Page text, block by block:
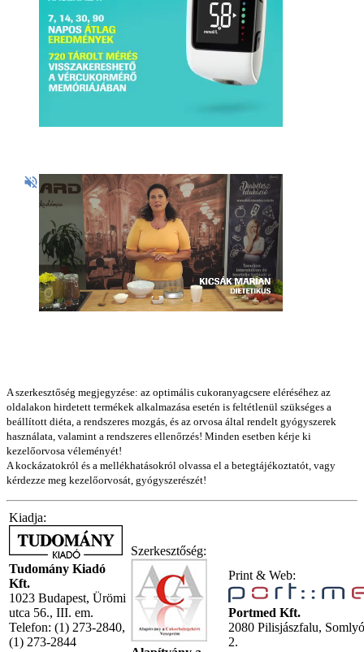
A szerkesztőség megjegyzése: az optimális cukoranyagcsere eléréséhez az
oldalakon hirdetett termékek alkalmazása esetén is feltétlenül szükséges a
beállított diéta, a rendszeres mozgás, és az orvosa által rendelt gyógyszerek
használata, valamint a rendszeres ellenőrzés! Minden esetben kérje ki
kezelőorvosa véleményét!
A kockázatokról és a mellékhatásokról olvassa el a betegtájékoztatót, vagy
kérdezze meg kezelőorvosát, gyógyszerészét!
Kiadja:
Tudomány Kiadó
Kft.
1023 Budapest, Ürömi
utca 56., III. em.
Telefon: (1) 273-2840,
(1) 273-2844
Szerkesztőség:
Print & Web:
Portmed Kft.
2080 Pilisjászfalu,
2.